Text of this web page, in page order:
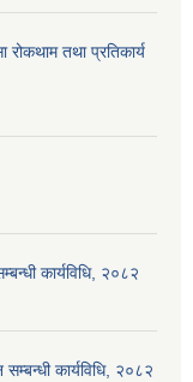
तथा प्रतिकार्य
कार्यविधि, २०८२
कार्यविधि, २०८२